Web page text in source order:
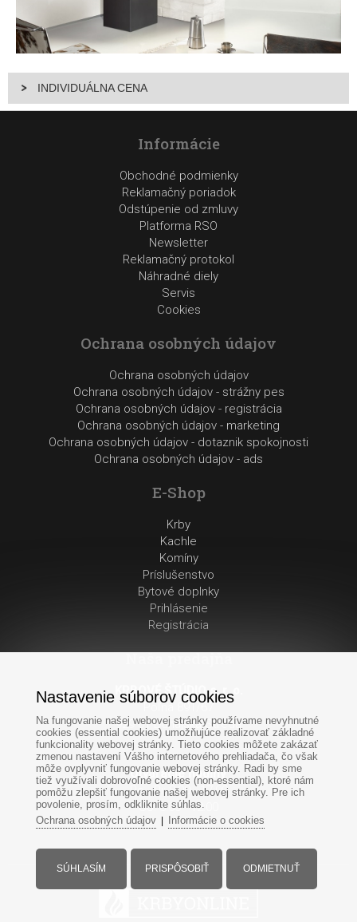
INDIVIDUÁLNA CENA
Informácie
Obchodné podmienky
Reklamačný poriadok
Odstúpenie od zmluvy
Platforma RSO
Newsletter
Reklamačný protokol
Náhradné diely
Servis
Cookies
Ochrana osobných údajov
Ochrana osobných údajov
Ochrana osobných údajov - strážny pes
Ochrana osobných údajov - registrácia
Ochrana osobných údajov - marketing
Ochrana osobných údajov - dotaznik spokojnosti
Ochrana osobných údajov - ads
E-Shop
Krby
Kachle
Komíny
Príslušenstvo
Bytové doplnky
Prihlásenie
Registrácia
Naša predajňa
KRBOVÉ ŠTÚDIO s. r. o.
Poľná 891/67
929 01 Dunajská Streda
Otváracie hodiny:
Po - Pi: 8:00 - 17:00
So: 8:00 - 12:00
Nastavenie súborov cookies
Na fungovanie našej webovej stránky používame nevyhnutné
cookies (essential cookies) umožňujúce realizovať základné
funkcionality webovej stránky. Tieto cookies môžete zakázať
zmenou nastavení Vášho internetového prehliadača, čo však
môže ovplyvniť fungovanie webovej stránky. Radi by sme
tiež využívali dobrovoľné cookies (non-essential), ktoré nám
pomôžu zlepšiť fungovanie našej webovej stránky. Pre ich
povolenie, prosím, odkliknite súhlas.
Ochrana osobných údajov| Informácie o cookies
SÚHLASÍM PRISPÔSOBIŤ ODMIETNUŤ